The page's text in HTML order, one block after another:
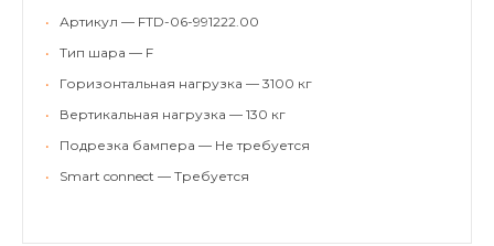
•
Артикул — FTD-06-991222.00
•
Тип шара — F
•
Горизонтальная нагрузка — 3100 кг
•
Вертикальная нагрузка — 130 кг
•
Подрезка бампера — Не требуется
•
Smart connect — Требуется